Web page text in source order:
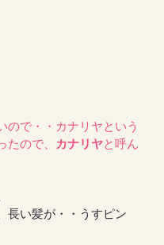
ので・・カナリヤという
たので、 カナリヤと呼ん
長い髪が・・うすピン